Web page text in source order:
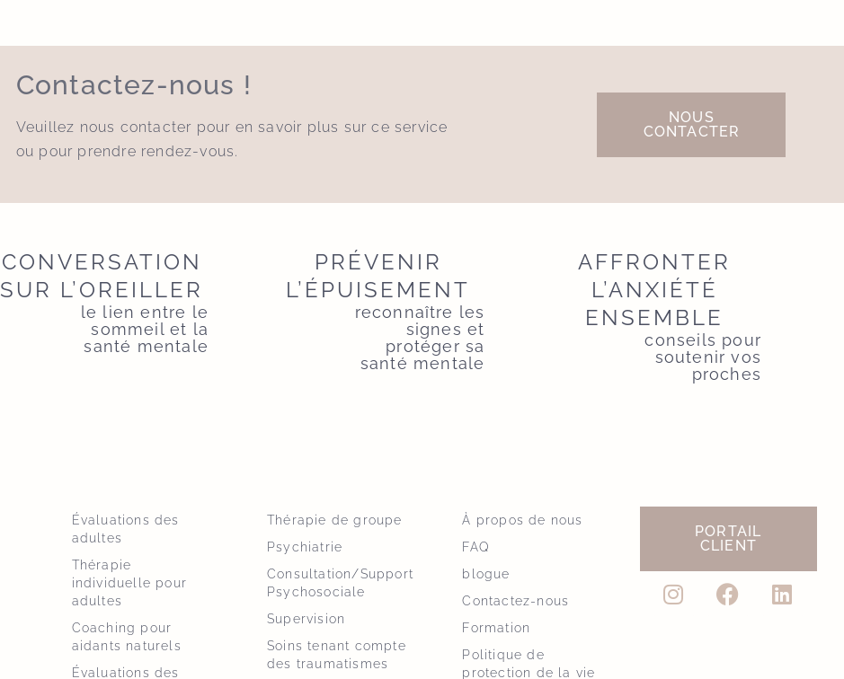
Contactez-nous !
Veuillez nous contacter pour en savoir plus sur ce service
ou pour prendre rendez-vous.
NOUS
CONTACTER
CONVERSATION
SUR L’OREILLER
le lien entre le
sommeil et la
santé mentale
PRÉVENIR
L’ÉPUISEMENT
reconnaître les
signes et
protéger sa
santé mentale
AFFRONTER
L’ANXIÉTÉ
ENSEMBLE
conseils pour
soutenir vos
proches
Évaluations des
adultes
Thérapie
individuelle pour
adultes
Coaching pour
aidants naturels
Évaluations des
Thérapie de groupe
Psychiatrie
Consultation/Support
Psychosociale
Supervision
Soins tenant compte
des traumatismes
À propos de nous
FAQ
blogue
Contactez-nous
Formation
Politique de
protection de la vie
PORTAIL
CLIENT